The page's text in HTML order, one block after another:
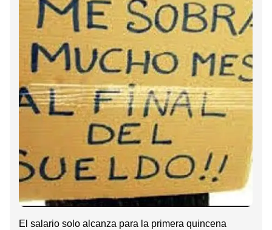
El salario solo alcanza para la primera quincena